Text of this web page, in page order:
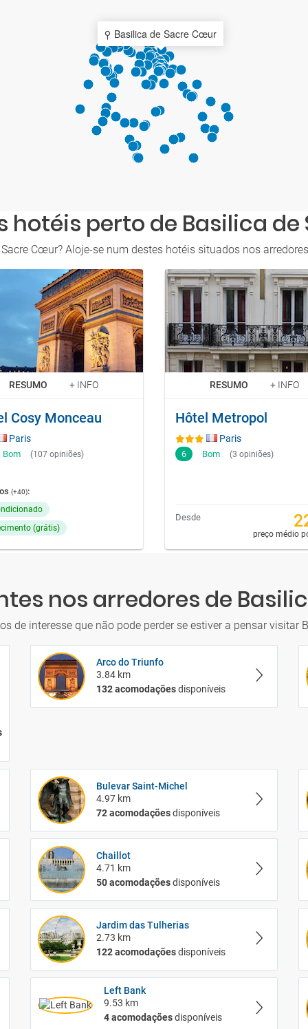
Basilica de Sacre Cœur
hotéis perto de Basilica
Cœur? Aloje-se num destes hotéis situados nos
RESUMO + INFO
Cosy Monceau
Paris
Bom (107 opiniões)
(+40):
(grátis)
RESUMO + INFO
Hôtel Metropol
Paris
6 Bom (3 opiniões)
Desde
preço médio
nos arredores de
de interesse que não pode perder se estiver a pensar visitar
Arco do Triunfo
3.84 km
132 acomodaçõesdisponíveis
Bulevar Saint-Michel
4.97 km
72 acomodaçõesdisponíveis
Chaillot
4.71 km
50 acomodaçõesdisponíveis
Jardim das Tulherias
2.73 km
122 acomodaçõesdisponíveis
Left Bank
9.53 km
4 acomodaçõesdisponíveis